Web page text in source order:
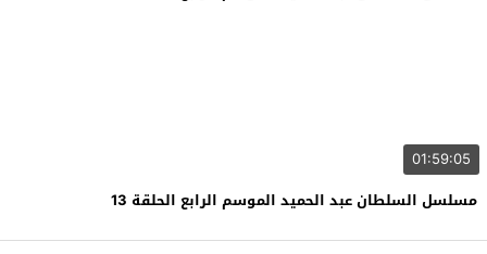
01:59:05
مسلسل السلطان عبد الحميد الموسم الرابع الحلقة 13